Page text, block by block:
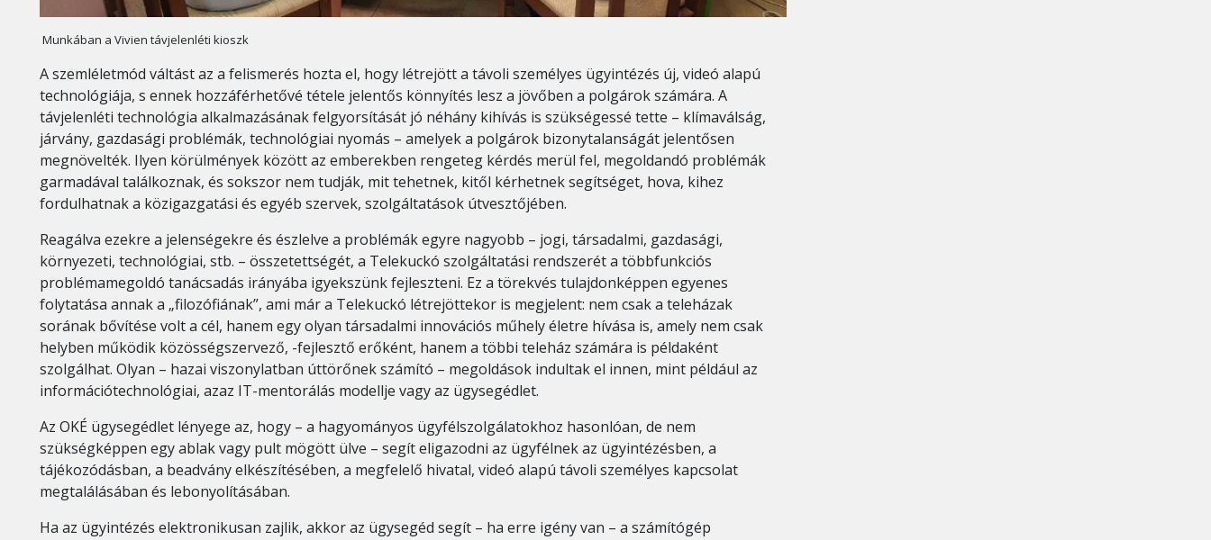
Munkában a Vivien távjelenléti kioszk
A szemléletmód váltást az a felismerés hozta el, hogy létrejött a távoli személyes ügyintézés új, videó alapú
technológiája, s ennek hozzáférhetővé tétele jelentős könnyítés lesz a jövőben a polgárok számára. A
távjelenléti technológia alkalmazásának felgyorsítását jó néhány kihívás is szükségessé tette – klímaválság,
járvány, gazdasági problémák, technológiai nyomás – amelyek a polgárok bizonytalanságát jelentősen
megnövelték. Ilyen körülmények között az emberekben rengeteg kérdés merül fel, megoldandó problémák
garmadával találkoznak, és sokszor nem tudják, mit tehetnek, kitől kérhetnek segítséget, hova, kihez
fordulhatnak a közigazgatási és egyéb szervek, szolgáltatások útvesztőjében.
Reagálva ezekre a jelenségekre és észlelve a problémák egyre nagyobb – jogi, társadalmi, gazdasági,
környezeti, technológiai, stb. – összetettségét, a Telekuckó szolgáltatási rendszerét a többfunkciós
problémamegoldó tanácsadás irányába igyekszünk fejleszteni. Ez a törekvés tulajdonképpen egyenes
folytatása annak a „filozófiának”, ami már a Telekuckó létrejöttekor is megjelent: nem csak a teleházak
sorának bővítése volt a cél, hanem egy olyan társadalmi innovációs műhely életre hívása is, amely nem csak
helyben működik közösségszervező, -fejlesztő erőként, hanem a többi teleház számára is példaként
szolgálhat. Olyan – hazai viszonylatban úttörőnek számító – megoldások indultak el innen, mint például az
információtechnológiai, azaz IT-mentorálás modellje vagy az ügysegédlet.
Az OKÉ ügysegédlet lényege az, hogy – a hagyományos ügyfélszolgálatokhoz hasonlóan, de nem
szükségképpen egy ablak vagy pult mögött ülve – segít eligazodni az ügyfélnek az ügyintézésben, a
tájékozódásban, a beadvány elkészítésében, a megfelelő hivatal, videó alapú távoli személyes kapcsolat
megtalálásában és lebonyolításában.
Ha az ügyintézés elektronikusan zajlik, akkor az ügysegéd segít – ha erre igény van – a számítógép